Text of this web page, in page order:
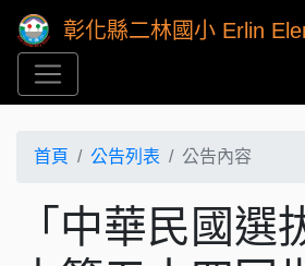
彰化縣二林國小 Erlin
首頁 公告列表 公告內容
「中華民國選